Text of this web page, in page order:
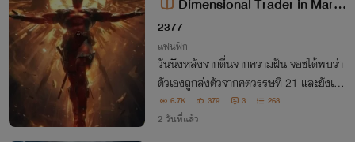
l [นิยายแปล]
2377
แฟนฟิก
วันนึงหลังจากตื่นจากความฝัน จอชได้พบว่า
ตัวเองถูกส่งตัวจากศตวรรษที่ 21 และยังเป็
นที่ชิคาโกในปี 1943 และเขาได้กลายเป็นเด็ก
ชายยากจนบนท้องถนน
6.7K 379 3 263
2 วันที่แล้ว